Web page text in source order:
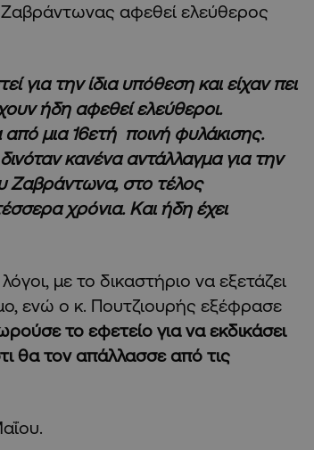
αφεθεί ελεύθερος
για την ίδια υπόθεση και είχαν πει
ήδη αφεθεί ελεύθεροι.
μια 16ετή ποινή φυλάκισης.
κανένα αντάλλαγμα για την
Ζαβράντωνα, στο τέλος
χρόνια. Και ήδη έχει
με το δικαστήριο να εξετάζει
ενώ ο κ. Πουτζιουρής εξέφρασε
το εφετείο για να εκδικάσει
θα τον απάλλασσε από τις